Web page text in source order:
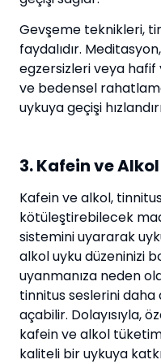
Gevşeme teknikleri,
faydalıdır.
egzersizleri veya
ve bedensel
uykuya geçişi
3. Kafein ve
Kafein ve alkol,
kötüleştirebilecek
sistemini uyararak
alkol uyku düzeninizi
uyanmanıza neden
tinnitus seslerini
açabilir. Dolayısıyla,
kafein ve alkol
kaliteli bir uykuya